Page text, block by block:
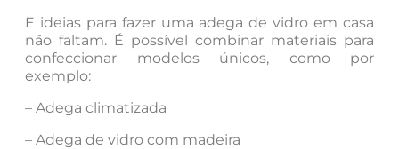
E ideias para fazer uma adega de vidro em casa
não faltam. É possível combinar materiais para
confeccionar modelos únicos, como por
exemplo:
– Adega climatizada
– Adega de vidro com madeira